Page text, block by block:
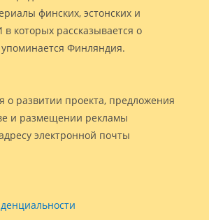
финских, эстонских и
которых рассказывается о
Финляндия.
о развитии проекта, предложения
и размещении рекламы
электронной почты